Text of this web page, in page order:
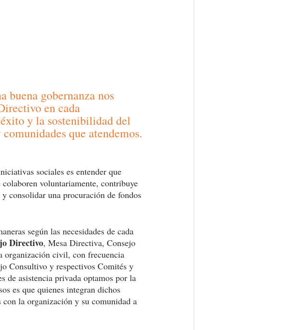
buena gobernanza nos
en cada
y la sostenibilidad del
que atendemos.
sociales es entender que
voluntariamente, contribuye
consolidar una procuración de fondos
según las necesidades de cada
Directivo, Mesa Directiva, Consejo
organización civil, con frecuencia
Consultivo y respectivos Comités y
de asistencia privada optamos por la
es que quienes integran dichos
con la organización y su comunidad a